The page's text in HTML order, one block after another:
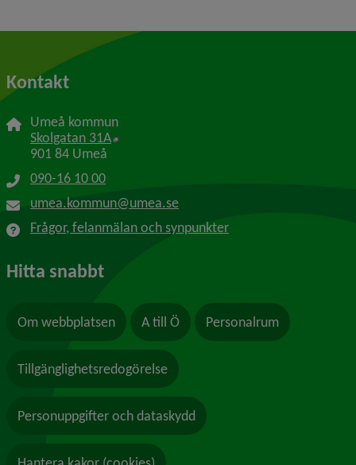
Kontakt
Umeå kommun
Skolgatan 31A Länk till annan webbplats, öppnas i nytt
901 84 Umeå
090-16 10 00
umea.kommun@umea.se
Frågor, felanmälan och synpunkter
Hitta snabbt
Om webbplatsen A till Ö Personalrum
Tillgänglighetsredogörelse
Personuppgifter och dataskydd